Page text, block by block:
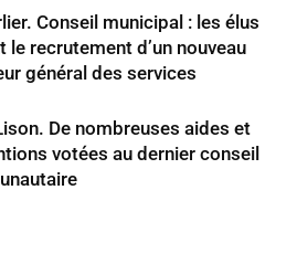
Conseil municipal : les élus
le recrutement d’un nouveau
général des services
De nombreuses aides et
votées au dernier conseil